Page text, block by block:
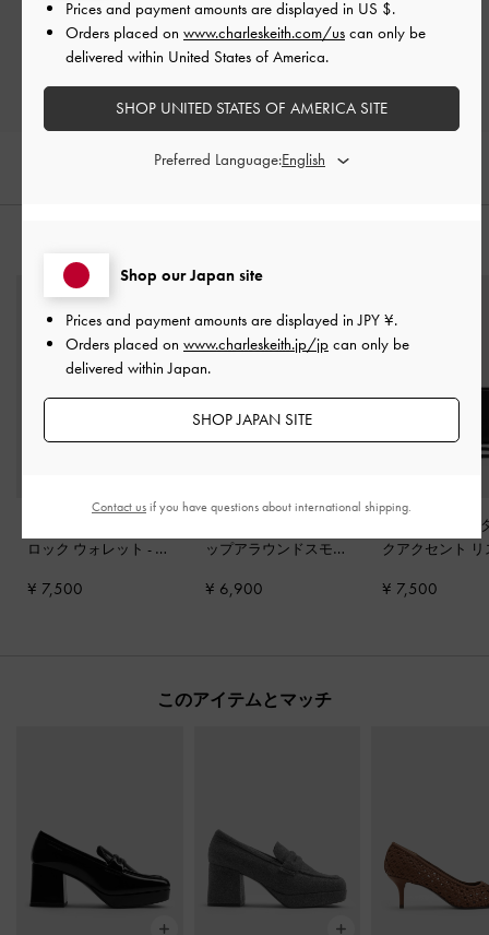
レビューを書く
ロック ウォレット - ブ
¥ 7,500
ップアラウンドスモー
ク
¥ 6,900
Zephy ゼフィ メ
クアクセント リ
¥ 7,500
このアイテムとマッチ
Shop our Japan site
Prices and payment amounts are displayed inJPY ¥.
Orders placed on www.charleskeith.jp/jp can only be
delivered within Japan.
SHOP JAPAN SITE
Prices and payment amounts are displayed in US $.
Orders placed on www.charleskeith.com/us can only be
delivered within United States of America.
SHOP UNITED STATES OF AMERICA SITE
Preferred Language:
Contact usif you have questions about international shipping.